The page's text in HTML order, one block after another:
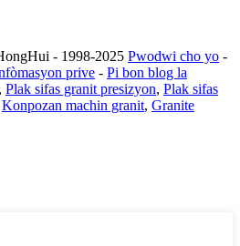
- 1998-2025 Pwodwi cho yo -
prive - Pi bon blog la
, Plak sifas granit presizyon, Plak sifas
Konpozan machin granit, Granite